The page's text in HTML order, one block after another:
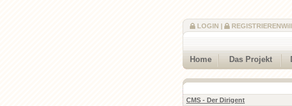
LOGIN | REGISTRIEREN
Home Das Projekt
CMS - Der Dirigent